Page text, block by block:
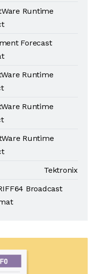
Runtime
Forecast
Runtime
Runtime
Runtime
Tektronix
Broadcast